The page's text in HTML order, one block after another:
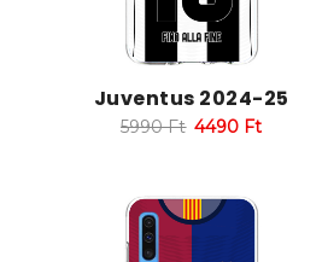
Juventus 2024-25
5990Ft 4490 Ft